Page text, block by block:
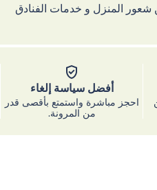
شعور المنزل و خدمات الفنادق
أفضل سياسة إلغاء
احجز مباشرة واستمتع بأقصى قدر
من المرونة.